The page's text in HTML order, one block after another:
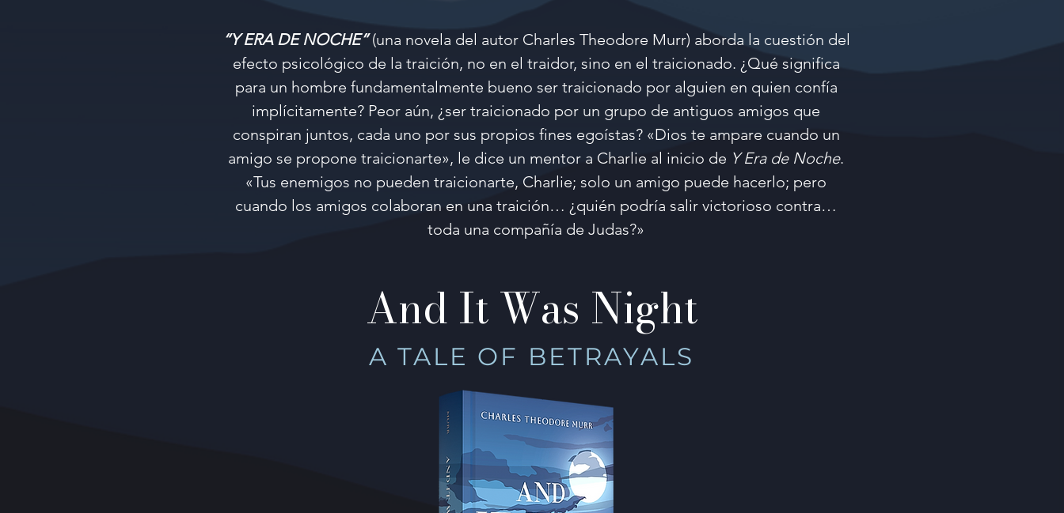
“Y ERA DE NOCHE”(una novela del autor Charles Theodore Murr) aborda la cuestión del
efecto psicológico de la traición, no en el traidor, sino en el traicionado. ¿Qué significa
para un hombre fundamentalmente bueno ser traicionado por alguien en quien confía
implícitamente? Peor aún, ¿ser traicionado por un grupo de antiguos amigos que
conspiran juntos, cada uno por sus propios fines egoístas? «Dios te ampare cuando un
amigo se propone traicionarte», le dice un mentor a Charlie al inicio de Y Era de Noche.
«Tus enemigos no pueden traicionarte, Charlie; solo un amigo puede hacerlo; pero
cuando los amigos colaboran en una traición… ¿quién podría salir victorioso contra…
toda una compañía de Judas?»
And It Was Night
A TALE OF BETRAYALS